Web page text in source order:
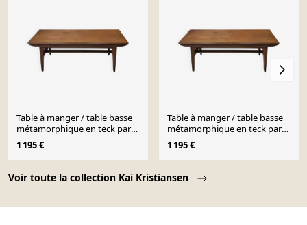
Voir toute la collection Kai Kristiansen
Table à manger / table basse
métamorphique en teck par
Kai Kristiansen, Danemark,
années 1960.
1 195 €
Table à manger / table basse
métamorphique en teck par
Kai Kristiansen, Danemark,
années 1960.
1 195 €